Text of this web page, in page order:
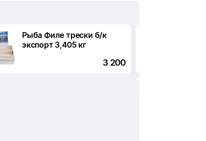
Рыба Филе трески б/к
экспорт 3,405 кг
3 200